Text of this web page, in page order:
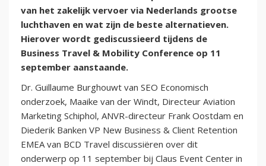
van het zakelijk vervoer via Nederlands grootse
luchthaven en wat zijn de beste alternatieven.
Hierover wordt gediscussieerd tijdens de
Business Travel & Mobility Conference op 11
september aanstaande.
Dr. Guillaume Burghouwt van SEO Economisch
onderzoek, Maaike van der Windt, Directeur Aviation
Marketing Schiphol, ANVR-directeur Frank Oostdam en
‎Diederik Banken VP New Business & Client Retention
EMEA van BCD Travel discussiëren over dit
onderwerp op 11 september bij Claus Event Center in